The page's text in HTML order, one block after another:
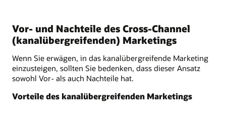
Vor- und Nachteile des Cross-Channel
(kanalübergreifenden) Marketings
Wenn Sie erwägen, in das kanalübergreifende Marketing
einzusteigen, sollten Sie bedenken, dass dieser Ansatz
sowohl Vor- als auch Nachteile hat.
Vorteile des kanalübergreifenden Marketings